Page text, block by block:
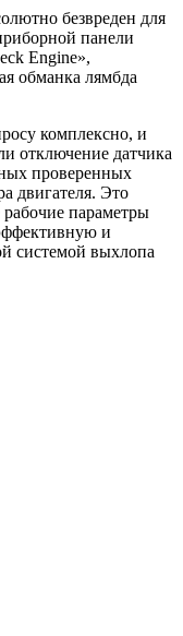
безвреден для
панели
Engine»,
обманка лямбда
комплексно, и
отключение датчика
проверенных
двигателя. Это
рабочие параметры
и
системой выхлопа